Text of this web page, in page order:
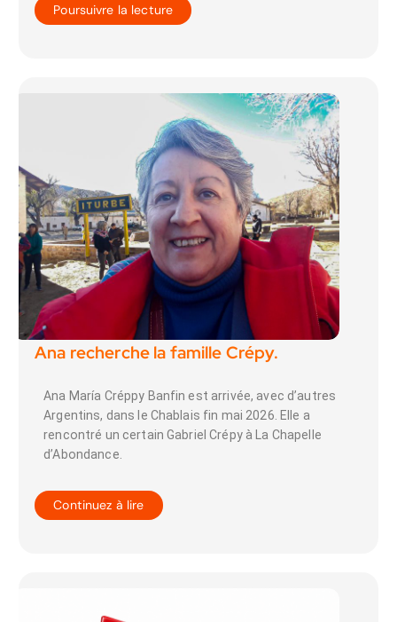
Poursuivre la lecture
Ana recherche la famille Crépy.
Ana María Créppy Banfin est arrivée, avec d’autres
Argentins, dans le Chablais fin mai 2026. Elle a
rencontré un certain Gabriel Crépy à La Chapelle
d’Abondance.
Continuez à lire